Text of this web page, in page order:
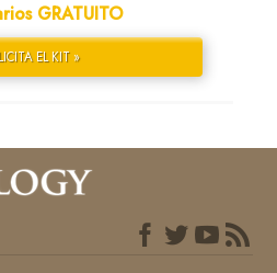
GRATUITO
EL KIT »